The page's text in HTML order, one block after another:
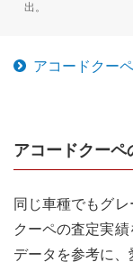
出。
アコードクーペ
アコードクーペ
同じ車種でもグレ
クーペの査定実績
データを参考に、